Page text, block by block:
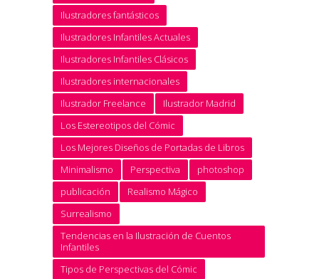
Ilustradores fantásticos
Ilustradores Infantiles Actuales
Ilustradores Infantiles Clásicos
Ilustradores internacionales
Ilustrador Freelance
Ilustrador Madrid
Los Estereotipos del Cómic
Los Mejores Diseños de Portadas de Libros
Minimalismo
Perspectiva
photoshop
publicación
Realismo Mágico
Surrealismo
Tendencias en la Ilustración de Cuentos
Infantiles
Tipos de Perspectivas del Cómic